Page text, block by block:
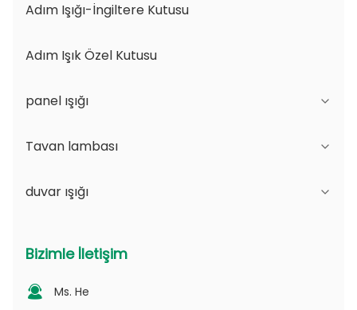
Adım Işığı-İngiltere Kutusu
Adım Işık Özel Kutusu
panel ışığı
JDL Serisi
DSDL Serisi
MDL Serisi
Tavan lambası
JCL Serisi
PV Serisi
duvar ışığı
Değişilebilir Aperture
Seri D - Noktalı Işık Yönlendirme Plakası
Bizimle İletişim
Ms. He